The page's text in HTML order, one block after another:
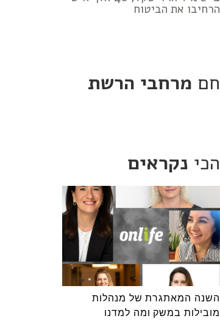
הרחיבו את הביטוח
חם מרחבי הרשת
הכי נקראים
השנה המאתגרת של מנהלות
מובילות במשק ומה למדנו